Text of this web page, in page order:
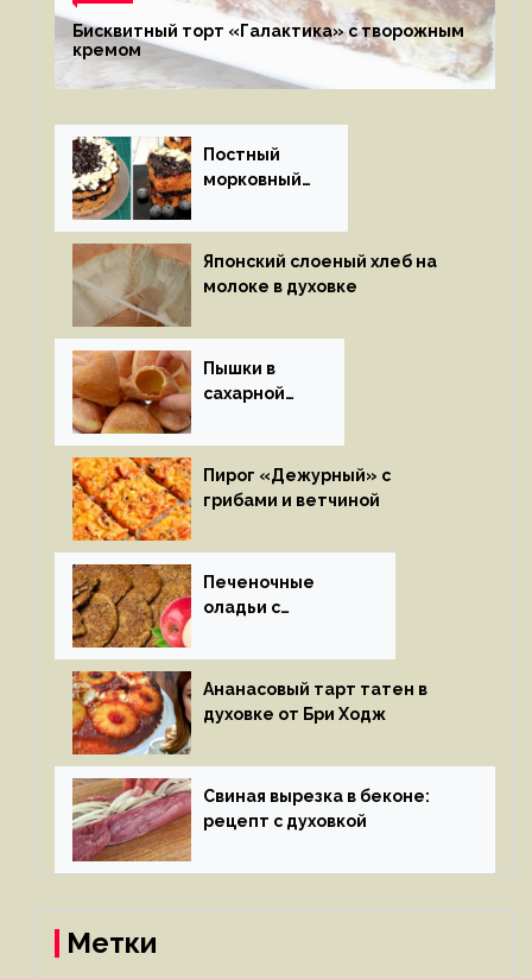
Бисквитный торт «Галактика» с творожным
кремом
Постный
морковный
Японский слоеный хлеб на
молоке в духовке
Пышки в
сахарной
Пирог «Дежурный» с
грибами и ветчиной
Печеночные
оладьи с
Ананасовый тарт татен в
духовке от Бри Ходж
Свиная вырезка в беконе:
рецепт с духовкой
Метки